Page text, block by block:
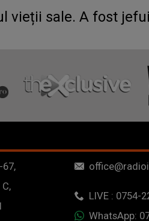
vieții sale. A fost
LIVE : 0754-
WhatsApp: